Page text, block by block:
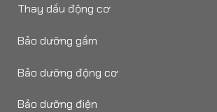
Thay dầu động cơ
Bảo dưỡng gầm
Bảo dưỡng động cơ
Bảo dưỡng điện